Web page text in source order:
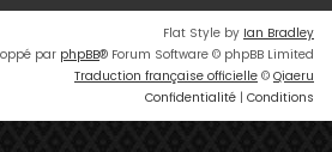
Flat Style by Ian Bradley
par phpBB® Forum Software © phpBB Limited
Traduction française officielle © Qiaeru
Confidentialité | Conditions